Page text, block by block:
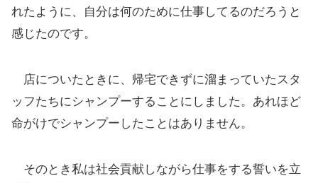
れたように、自分は何のために仕事してるのだろうと
感じたのです。
店についたときに、帰宅できずに溜まっていたスタ
ッフたちにシャンプーすることにしました。あれほど
命がけでシャンプーしたことはありません。
そのとき私は社会貢献しながら仕事をする誓いを立